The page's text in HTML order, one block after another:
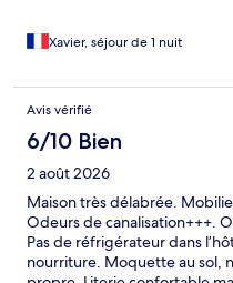
Xavier, séjour de 1 nuit
Avis vérifié
6/10 Bien
2 août 2026
Maison très délabrée.
Odeurs de canalisation+++.
Pas de réfrigérateur dans
nourriture. Moquette au sol,